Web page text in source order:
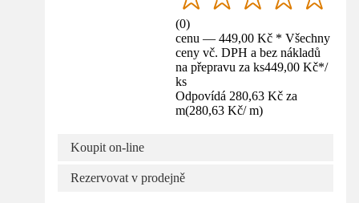
(0)
cenu — 449,00 Kč * Všechny
ceny vč. DPH a bez nákladů
na přepravu za ks449,00 Kč*/
ks
Odpovídá 280,63 Kč za
m(280,63 Kč/ m)
Koupit on-line
Rezervovat v prodejně